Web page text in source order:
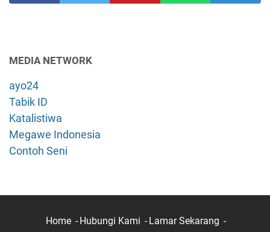
MEDIA NETWORK
ayo24
Tabik ID
Katalistiwa
Megawe Indonesia
Contoh Seni
Home Hubungi Kami Lamar Sekarang